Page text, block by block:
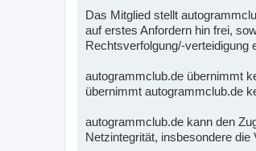
Das Mitglied stellt
auf erstes Anfordern hin frei,
Rechtsverfolgung/-verteidigung
autogrammclub.de übernimmt
übernimmt autogrammclub.de
autogrammclub.de kann den
Netzintegrität, insbesondere